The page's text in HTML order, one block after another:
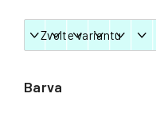
Barva